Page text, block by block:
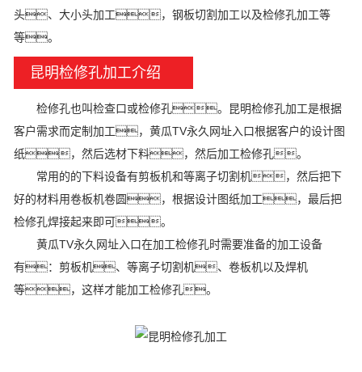
头、大小头加工，钢板切割加工以及检修孔加工等
等。
昆明检修孔加工介绍
检修孔也叫检查口或检修孔。昆明检修孔加工是根据
客户需求而定制加工，黄瓜TV永久网址入口根据客户的设计图
纸，然后选材下料，然后加工检修孔。
常用的的下料设备有剪板机和等离子切割机，然后把下
好的材料用卷板机卷圆，根据设计图纸加工，最后把
检修孔焊接起来即可。
黄瓜TV永久网址入口在加工检修孔时需要准备的加工设备
有：剪板机、等离子切割机、卷板机以及焊机
等，这样才能加工检修孔。